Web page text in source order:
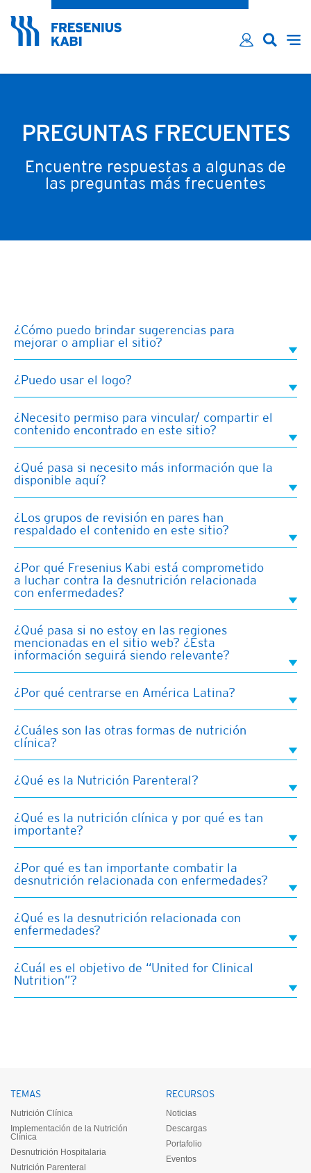
Email*
INICIAR SESIÓN
PREGUNTAS FRECUENTES
Encuentre respuestas a algunas de
las preguntas más frecuentes
¿Cómo puedo brindar sugerencias para
mejorar o ampliar el sitio?
¿Puedo usar el logo?
¿Necesito permiso para vincular/ compartir el
contenido encontrado en este sitio?
¿Qué pasa si necesito más información que la
disponible aquí?
¿Los grupos de revisión en pares han
respaldado el contenido en este sitio?
¿Por qué Fresenius Kabi está comprometido
a luchar contra la desnutrición relacionada
con enfermedades?
¿Qué pasa si no estoy en las regiones
mencionadas en el sitio web? ¿Esta
información seguirá siendo relevante?
¿Por qué centrarse en América Latina?
¿Cuáles son las otras formas de nutrición
clínica?
¿Qué es la Nutrición Parenteral?
¿Qué es la nutrición clínica y por qué es tan
importante?
¿Por qué es tan importante combatir la
desnutrición relacionada con enfermedades?
¿Qué es la desnutrición relacionada con
enfermedades?
¿Cuál es el objetivo de “United for Clinical
Nutrition”?
TEMAS
Nutrición Clínica
Implementación de la Nutrición
Clínica
Desnutrición Hospitalaria
Nutrición Parenteral
RECURSOS
Noticias
Descargas
Portafolio
Eventos